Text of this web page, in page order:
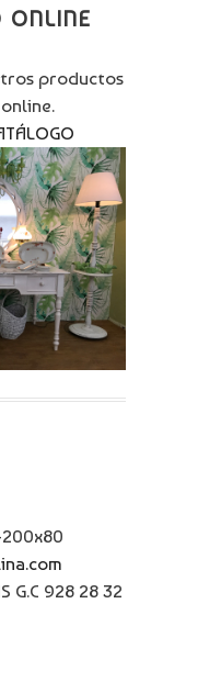
ONLINE
productos
G.C 928 28 32